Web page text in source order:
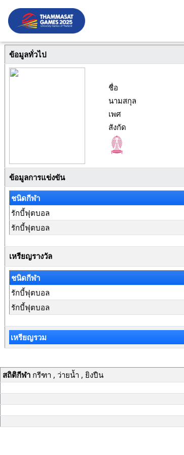
ข้อมูลทั่วไป
ชื่อ
นามสกุล
เพศ
สังกัด
ข้อมูลการแข่งขัน
ชนิดกีฬา
รักบี้ฟุตบอล
รักบี้ฟุตบอล
เหรียญรางวัล
ชนิดกีฬา
รักบี้ฟุตบอล
รักบี้ฟุตบอล
เหรียญรวม
สถิติกีฬากรีฑา , ว่ายน้ำ , ยิงปืน